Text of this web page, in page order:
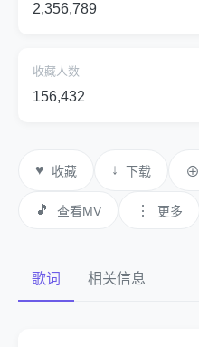
2,356,789
收藏人数
156,432
♥ 收藏 ↓ 下载 ⊕
🎵 查看MV ⋮ 更多
歌词 相关信息